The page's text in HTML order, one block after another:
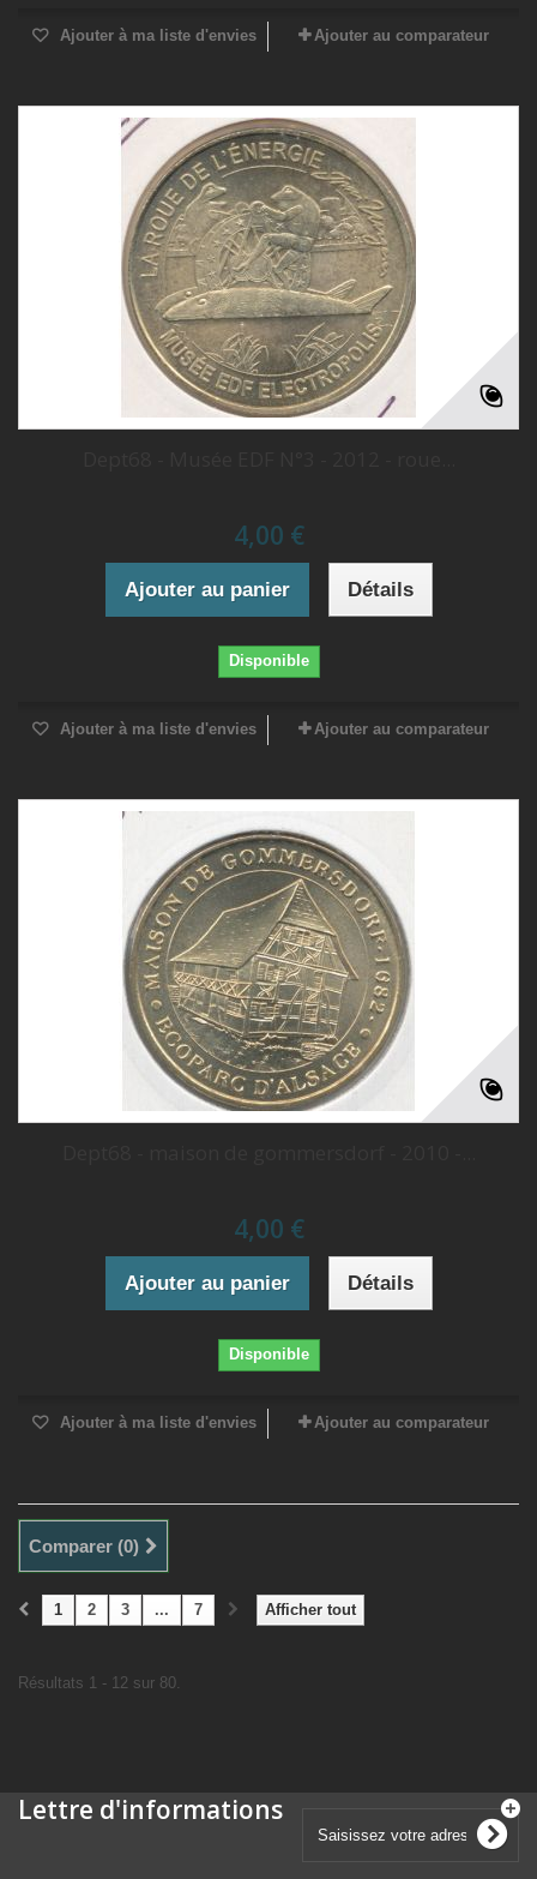
Ajouter à ma liste d'envies Ajouter au comparateur
4,00 €
Ajouter au panier Détails
Disponible
Ajouter à ma liste d'envies Ajouter au comparateur
4,00 €
Ajouter au panier Détails
Disponible
Ajouter à ma liste d'envies Ajouter au comparateur
Comparer (0)
Afficher tout
1 2 3 ... 7
Résultats 1 - 12 sur 80.
Lettre d'informations